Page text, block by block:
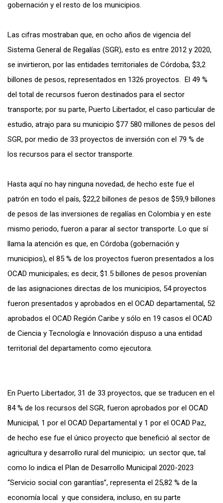
gobernación y el resto de los municipios.
Las cifras mostraban que, en ocho años de vigencia del
Sistema General de Regalías (SGR), esto es entre 2012 y 2020,
se invirtieron, por las entidades territoriales de Córdoba, $3,2
billones de pesos, representados en 1326 proyectos. El 49 %
del total de recursos fueron destinados para el sector
transporte; por su parte, Puerto Libertador, el caso particular de
estudio, atrajo para su municipio $77 580 millones de pesos del
SGR, por medio de 33 proyectos de inversión con el 79 % de
los recursos para el sector transporte.
Hasta aquí no hay ninguna novedad, de hecho este fue el
patrón en todo el país, $22,2 billones de pesos de $59,9 billones
de pesos de las inversiones de regalías en Colombia y en este
mismo periodo, fueron a parar al sector transporte. Lo que sí
llama la atención es que, en Córdoba (gobernación y
municipios), el 85 % de los proyectos fueron presentados a los
OCAD municipales; es decir, $1.5 billones de pesos provenían
de las asignaciones directas de los municipios, 54 proyectos
fueron presentados y aprobados en el OCAD departamental, 52
aprobados el OCAD Región Caribe y sólo en 19 casos el OCAD
de Ciencia y Tecnología e Innovación dispuso a una entidad
territorial del departamento como ejecutora.
En Puerto Libertador, 31 de 33 proyectos, que se traducen en el
84 % de los recursos del SGR, fueron aprobados por el OCAD
Municipal, 1 por el OCAD Departamental y 1 por el OCAD Paz,
de hecho ese fue el único proyecto que benefició al sector de
agricultura y desarrollo rural del municipio; un sector que, tal
como lo indica el Plan de Desarrollo Municipal 2020-2023
“Servicio social con garantías”, representa el 25,82 % de la
economía local y que considera, incluso, en su parte